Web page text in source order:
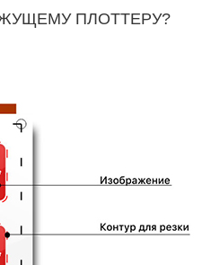
ПЛОТТЕРУ?